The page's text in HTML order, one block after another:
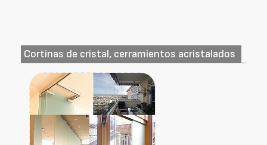
Cortinas de cristal, cerramientos acristalados